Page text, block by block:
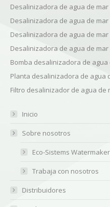
Desalinizadora de agua de
Desalinizadora de agua de
Desalinizadora de agua de
Desalinizadora de agua de mar
Bomba desalinizadora de agua
Planta desalinizadora de agua
Filtro desalinizador de agua de
Inicio
Sobre nosotros
Eco-Sistems
Trabaja con nosotros
Distribuidores